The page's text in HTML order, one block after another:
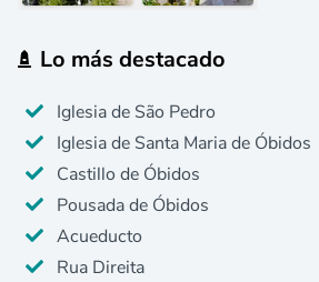
Lo más destacado
Iglesia de São Pedro
Iglesia de Santa Maria de Óbidos
Castillo de Óbidos
Pousada de Óbidos
Acueducto
Rua Direita